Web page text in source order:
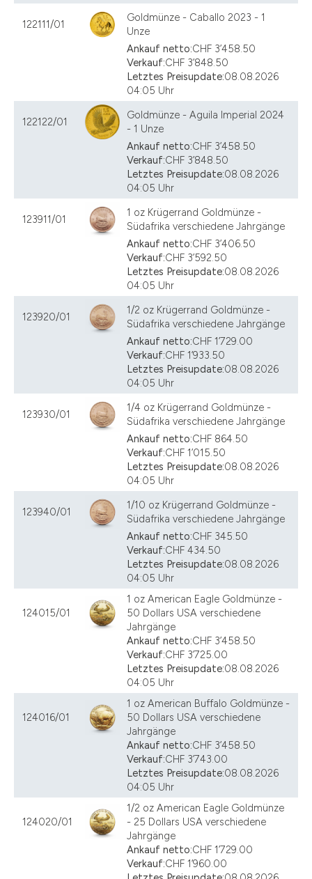
122111/01
Goldmünze - Caballo 2023 - 1
Unze
Ankauf netto:CHF 3’458.50
Verkauf:CHF 3’848.50
Letztes Preisupdate:08.08.2026
04:05 Uhr
122122/01
Goldmünze - Aguila Imperial 2024
- 1 Unze
Ankauf netto:CHF 3’458.50
Verkauf:CHF 3’848.50
Letztes Preisupdate:08.08.2026
04:05 Uhr
123911/01
1 oz Krügerrand Goldmünze -
Südafrika verschiedene Jahrgänge
Ankauf netto:CHF 3’406.50
Verkauf:CHF 3’592.50
Letztes Preisupdate:08.08.2026
04:05 Uhr
123920/01
1/2 oz Krügerrand Goldmünze -
Südafrika verschiedene Jahrgänge
Ankauf netto:CHF 1’729.00
Verkauf:CHF 1’933.50
Letztes Preisupdate:08.08.2026
04:05 Uhr
123930/01
1/4 oz Krügerrand Goldmünze -
Südafrika verschiedene Jahrgänge
Ankauf netto:CHF 864.50
Verkauf:CHF 1’015.50
Letztes Preisupdate:08.08.2026
04:05 Uhr
123940/01
1/10 oz Krügerrand Goldmünze -
Südafrika verschiedene Jahrgänge
Ankauf netto:CHF 345.50
Verkauf:CHF 434.50
Letztes Preisupdate:08.08.2026
04:05 Uhr
124015/01
1 oz American Eagle Goldmünze -
50 Dollars USA verschiedene
Jahrgänge
Ankauf netto:CHF 3’458.50
Verkauf:CHF 3’725.00
Letztes Preisupdate:08.08.2026
04:05 Uhr
124016/01
1 oz American Buffalo Goldmünze -
50 Dollars USA verschiedene
Jahrgänge
Ankauf netto:CHF 3’458.50
Verkauf:CHF 3’743.00
Letztes Preisupdate:08.08.2026
04:05 Uhr
124020/01
1/2 oz American Eagle Goldmünze
- 25 Dollars USA verschiedene
Jahrgänge
Ankauf netto:CHF 1’729.00
Verkauf:CHF 1’960.00